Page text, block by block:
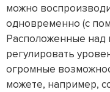
можно
одновременно (с
Расположенные над
регулировать
огромные
можете, например,